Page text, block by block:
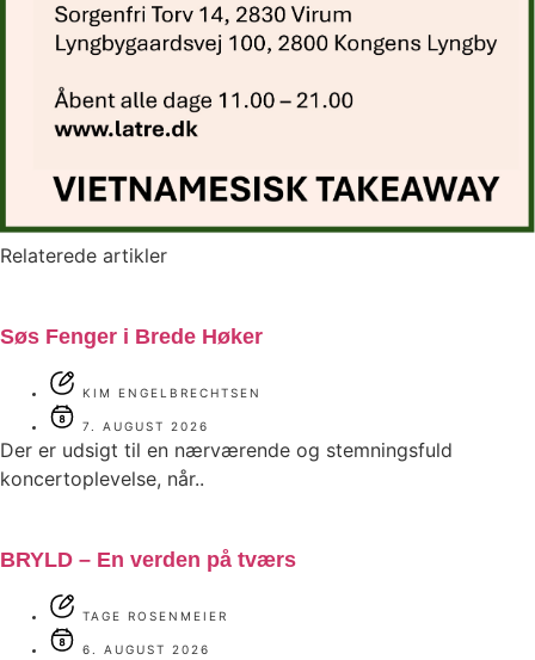
Relaterede artikler
Søs Fenger i Brede Høker
KIM ENGELBRECHTSEN
7. AUGUST 2026
Der er udsigt til en nærværende og stemningsfuld
koncertoplevelse, når..
BRYLD – En verden på tværs
TAGE ROSENMEIER
6. AUGUST 2026